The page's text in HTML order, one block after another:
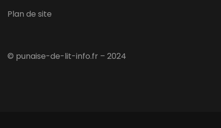
Plan de site
© punaise-de-lit-info.fr – 2024